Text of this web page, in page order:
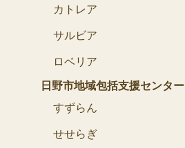
カトレア
サルビア
ロベリア
日野市地域包括支援センター
すずらん
せせらぎ